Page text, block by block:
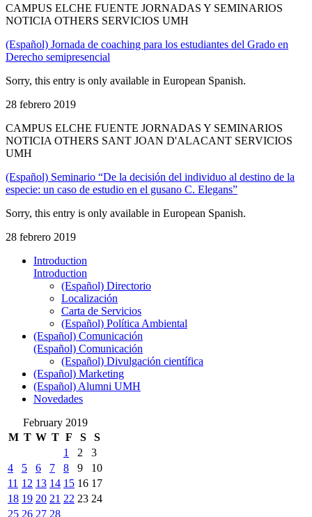
CAMPUS ELCHE FUENTE JORNADAS Y SEMINARIOS
NOTICIA OTHERS SERVICIOS UMH
(Español) Jornada de coaching para los estudiantes del Grado en
Derecho semipresencial
Sorry, this entry is only available in European Spanish.
28 febrero 2019
CAMPUS ELCHE FUENTE JORNADAS Y SEMINARIOS
NOTICIA OTHERS SANT JOAN D'ALACANT SERVICIOS
UMH
(Español) Seminario “De la decisión del individuo al destino de la
especie: un caso de estudio en el gusano C. Elegans”
Sorry, this entry is only available in European Spanish.
28 febrero 2019
Introduction
Introduction
(Español) Directorio
Localización
Carta de Servicios
(Español) Política Ambiental
(Español) Comunicación
(Español) Comunicación
(Español) Divulgación científica
(Español) Marketing
(Español) Alumni UMH
Novedades
February 2019
M T W T F S
S
1
2
3
4
5 6 7 8 9
10
11 12 13 14 15 16 17
18 19 20 21 22 23 24
25 26 27 28